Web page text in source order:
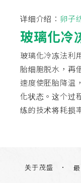
详细介绍： 卵子
玻璃化冷
玻璃化冷冻法利
胎细胞脱水，再
速度使胚胎降温
化状态。这个过
练的技术将耗损
关于茂盛